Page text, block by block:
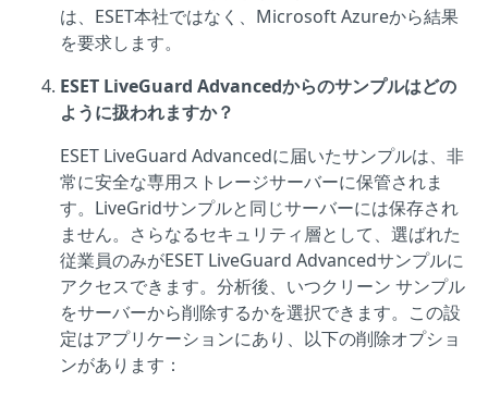
は、ESET本社ではなく、Microsoft Azureから結果
を要求します。
ESET LiveGuard Advancedからのサンプルはどの
ように扱われますか？
ESET LiveGuard Advancedに届いたサンプルは、非
常に安全な専用ストレージサーバーに保管されま
す。LiveGridサンプルと同じサーバーには保存され
ません。さらなるセキュリティ層として、選ばれた
従業員のみがESET LiveGuard Advancedサンプルに
アクセスできます。分析後、いつクリーン サンプル
をサーバーから削除するかを選択できます。この設
定はアプリケーションにあり、以下の削除オプショ
ンがあります：